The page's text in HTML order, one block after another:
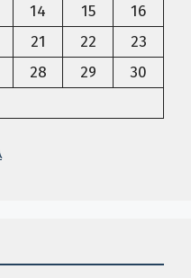
14 15
16
21 22
23
28 29
30